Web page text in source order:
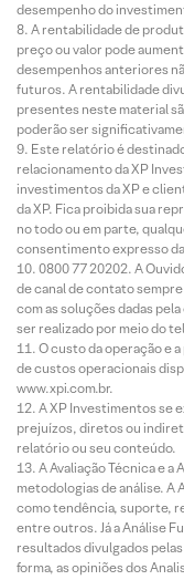
desempenho do
A rentabilidade de
preço ou valor pode
desempenhos anteriores
futuros. A rentabilidade
presentes neste material
poderão ser
Este relatório é
relacionamento da XP
investimentos da XP e
da XP. Fica proibida sua
no todo ou em parte,
consentimento expresso
0800 77 20202. A
de canal de contato
com as soluções dadas
ser realizado por meio do
O custo da operação e
de custos operacionais
www.xpi.com.br.
A XP Investimentos se
prejuízos, diretos ou
relatório ou seu conteúdo.
A Avaliação Técnica e
metodologias de análise. A
como tendência, suporte,
entre outros. Já a Análise
resultados divulgados
forma, as opiniões dos